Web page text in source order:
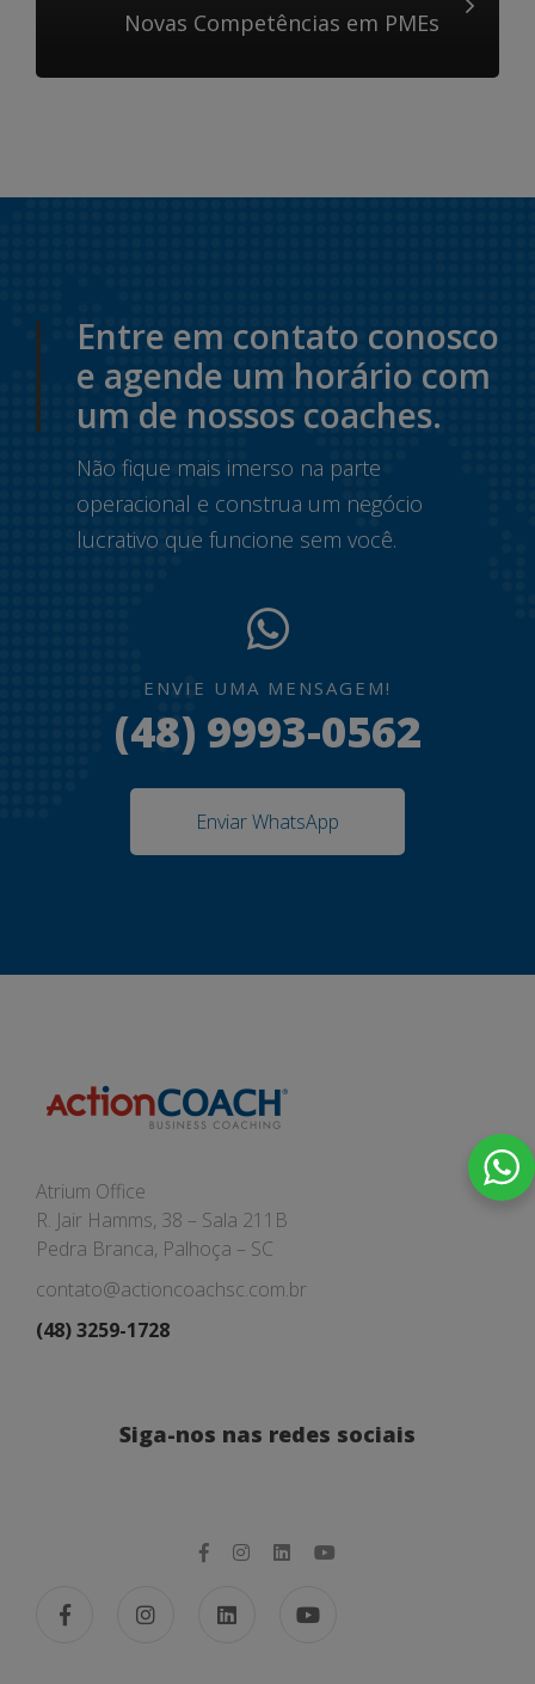
Novas Competências em PMEs
Entre em contato conosco
e agende um horário com
um de nossos coaches.
Não fique mais imerso na parte
operacional e construa um negócio
lucrativo que funcione sem você.
ENVIE UMA MENSAGEM!
(48) 9993-0562
Enviar WhatsApp
Atrium Office
R. Jair Hamms, 38 – Sala 211B
Pedra Branca, Palhoça – SC
contato@actioncoachsc.com.br
(48) 3259-1728
Siga-nos nas redes sociais